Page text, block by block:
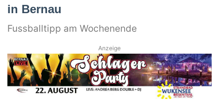
in Bernau
Fussballtipp am Wochenende
Anzeige